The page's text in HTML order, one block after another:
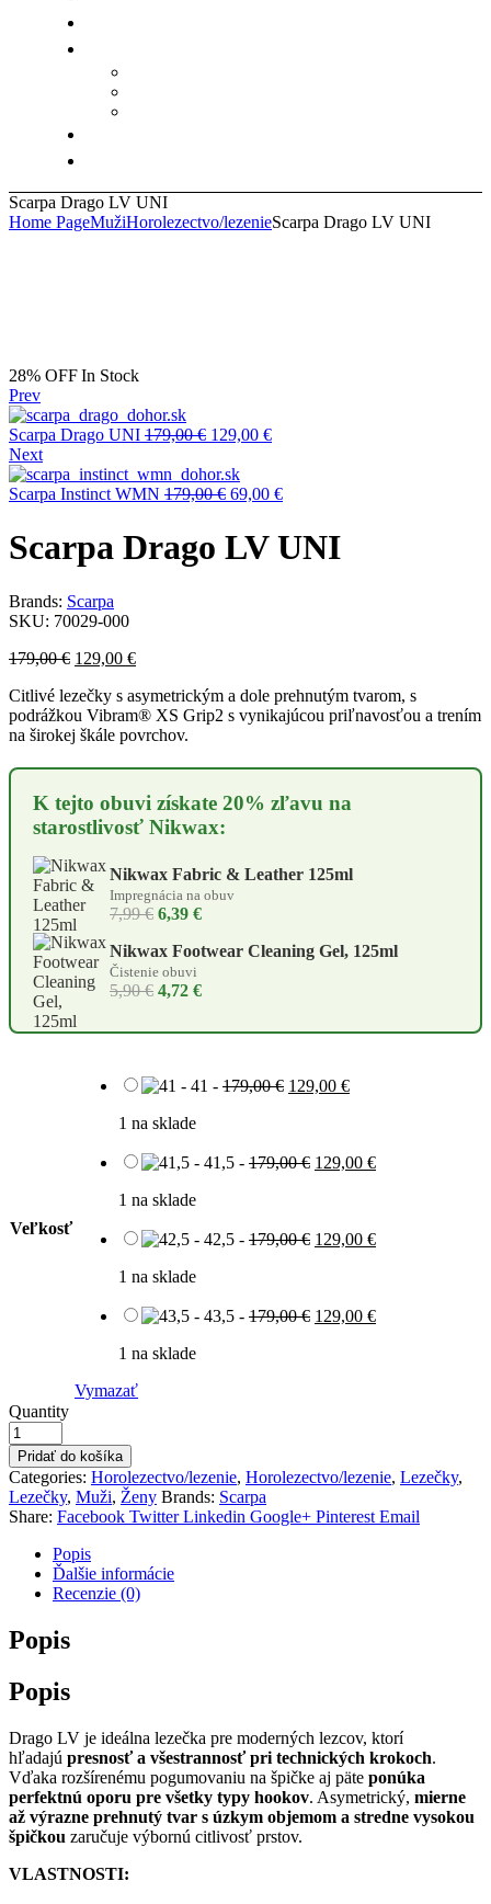
Scarpa Drago LV UNI
Home PageMužiHorolezectvo/lezenieScarpa Drago LV UNI
28% OFFAvailability:
In Stock
Prev
Scarpa Drago UNI 179,00€ Pôvodná
bola:
179,00 €.
129,00 €Aktuálna
129,00 €.
Next
Scarpa Instinct WMN 179,00€ Pôvodná
bola:
179,00 €.
69,00 €Aktuálna
je:
69,00 €.
Scarpa Drago LV UNI
Brands: Scarpa
SKU: 70029-000
179,00€ Pôvodná
bola:
179,00 €.
129,00 €Aktuálna
je:
129,00 €.
Citlivé lezečky s asymetrickým a dole prehnutým tvarom, s
podrážkou Vibram® XS Grip2 s vynikajúcou priľnavosťou a trením
na širokej škále povrchov.
K tejto obuvi získate 20% zľavu na
starostlivosť Nikwax:
Nikwax Fabric & Leather 125ml
Impregnácia na obuv
7,99 € 6,39 €
Nikwax Footwear Cleaning Gel, 125ml
Čistenie obuvi
5,90 € 4,72 €
Veľkosť
- 41 - 179,00€ Pôvodná
129,00 €Aktuálna
1 na sklade
- 41,5 - 179,00€ Pôvodná
129,00 €Aktuálna
1 na sklade
- 42,5 - 179,00€ Pôvodná
129,00 €Aktuálna
1 na sklade
- 43,5 - 179,00€ Pôvodná
129,00 €Aktuálna
1 na sklade
Vymazať
Quantity
Pridať do košíka
Categories: Horolezectvo/lezenie, Horolezectvo/lezenie, Lezečky,
Lezečky, Muži, Ženy Brands: Scarpa
Share: Facebook Twitter Linkedin Google+ Pinterest Email
Popis
Ďalšie informácie
Recenzie (0)
Popis
Popis
Drago LV je ideálna lezečka pre moderných lezcov, ktorí
hľadajú presnosť a všestrannosť pri technických krokoch.
Vďaka rozšírenému pogumovaniu na špičke aj päte ponúka
perfektnú oporu pre všetky typy hookov. Asymetrický, mierne
až výrazne prehnutý tvar s úzkym objemom a stredne vysokou
špičkou zaručuje výbornú citlivosť prstov.
VLASTNOSTI: